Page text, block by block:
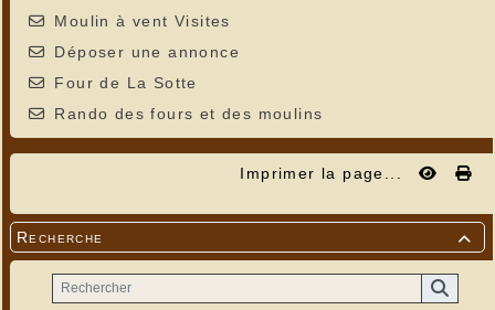
Moulin à vent Visites
Déposer une annonce
Four de La Sotte
Rando des fours et des moulins
Imprimer la page...

Recherche